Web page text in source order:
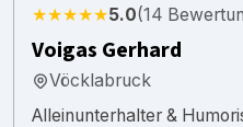
★★★★★5.0(14
Voigas Gerhard
Vöcklabruck
Alleinunterhalter &